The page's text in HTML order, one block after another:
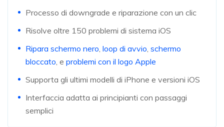
Processo di downgrade e riparazione con un clic
Risolve oltre 150 problemi di sistema iOS
Ripara schermo nero, loop di avvio, schermo
bloccato, e problemi con il logo Apple
Supporta gli ultimi modelli di iPhone e versioni iOS
Interfaccia adatta ai principianti con passaggi
semplici